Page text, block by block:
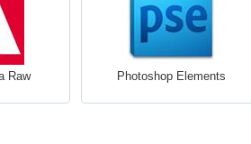
Raw Photoshop Elements